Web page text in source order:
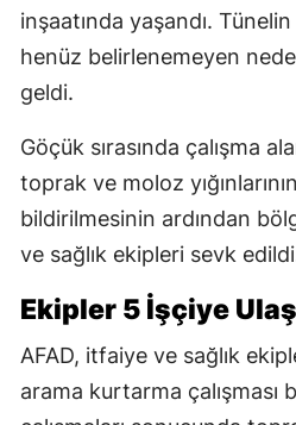
inşaatında yaşandı.
henüz belirlenemeyen
geldi.
Göçük sırasında çalışma
toprak ve moloz
bildirilmesinin ardından
ve sağlık ekipleri sevk
Ekipler 5 İşçiye
AFAD, itfaiye ve sağlık
arama kurtarma çalışması